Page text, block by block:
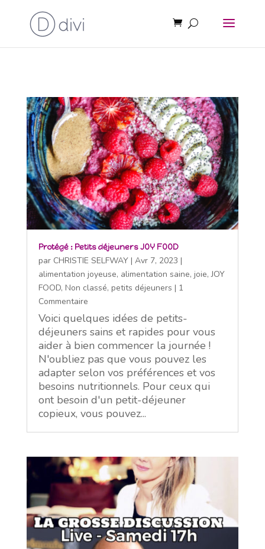
Protégé : Petits déjeuners JOY FOOD
par CHRISTIE SELFWAY| Avr 7, 2023 |
alimentation joyeuse, alimentation saine, joie,JOY
FOOD, Non classé, petits déjeuners | 1
Commentaire
Voici quelques idées de petits-
déjeuners sains et rapides pour vous
aider à bien commencer la journée !
N'oubliez pas que vous pouvez les
adapter selon vos préférences et vos
besoins nutritionnels. Pour ceux qui
ont besoin d'un petit-déjeuner
copieux, vous pouvez...